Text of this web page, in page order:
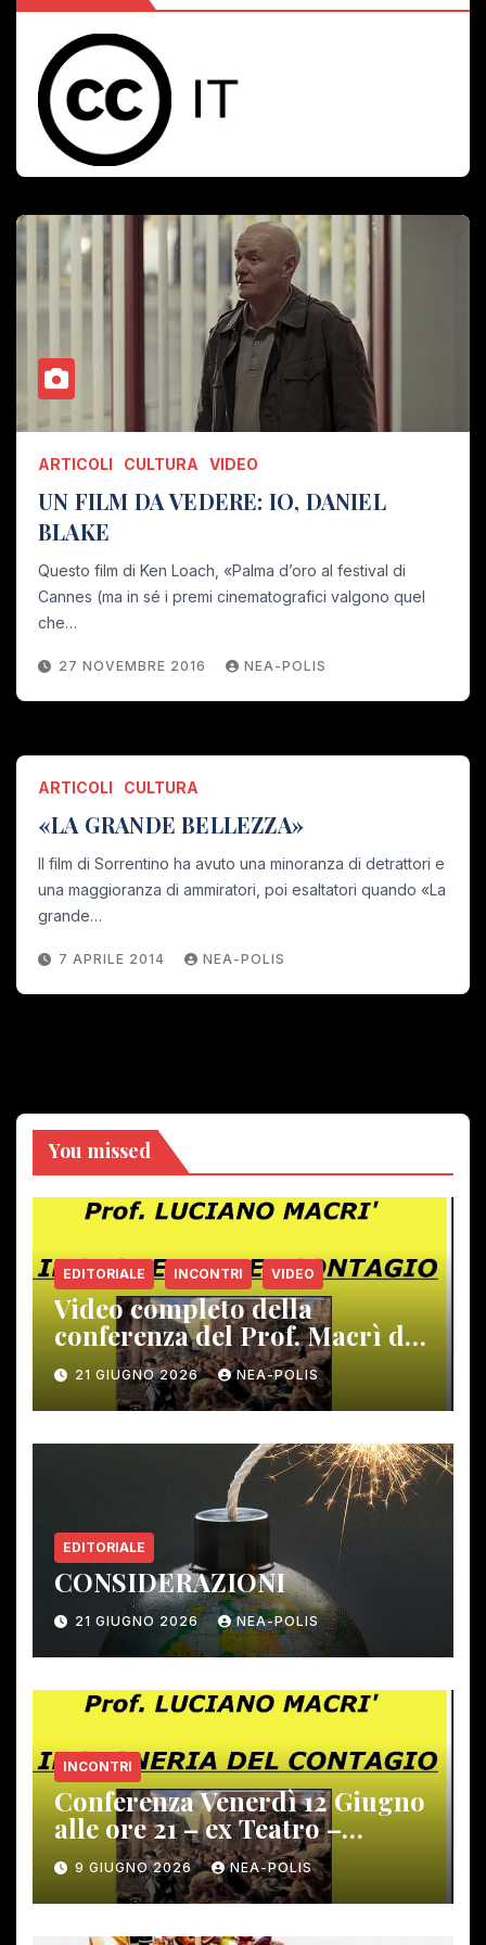
ARTICOLI CULTURA VIDEO
UN FILM DA VEDERE: IO, DANIEL
BLAKE
Questo film di Ken Loach, «Palma d’oro al festival di
Cannes (ma in sé i premi cinematografici valgono quel
che…
27 NOVEMBRE 2016 NEA-POLIS
ARTICOLI CULTURA
«LA GRANDE BELLEZZA»
Il film di Sorrentino ha avuto una minoranza di detrattori e
una maggioranza di ammiratori, poi esaltatori quando «La
grande…
7 APRILE 2014 NEA-POLIS
You missed
EDITORIALE INCONTRI VIDEO
Video completo della
conferenza del Prof. Macrì del
12 giugno scorso
21 GIUGNO 2026 NEA-POLIS
EDITORIALE
CONSIDERAZIONI
21 GIUGNO 2026 NEA-POLIS
INCONTRI
Conferenza Venerdì 12 Giugno
alle ore 21 – ex Teatro –
Gambassi Terme –
9 GIUGNO 2026 NEA-POLIS